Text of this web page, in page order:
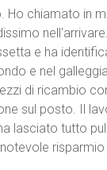
chiamato in
e ha
e nel
di ricambio
sul posto. Il
lasciato tutto